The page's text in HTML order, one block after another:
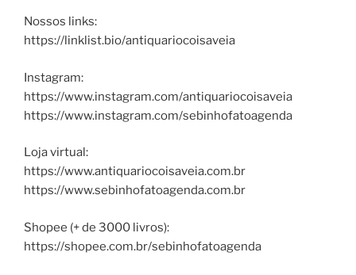
Nossos links:
https://linklist.bio/antiquariocoisaveia
Instagram:
https://www.instagram.com/antiquariocoisaveia
https://www.instagram.com/sebinhofatoagenda
Loja virtual:
https://www.antiquariocoisaveia.com.br
https://www.sebinhofatoagenda.com.br
Shopee (+ de 3000 livros):
https://shopee.com.br/sebinhofatoagenda